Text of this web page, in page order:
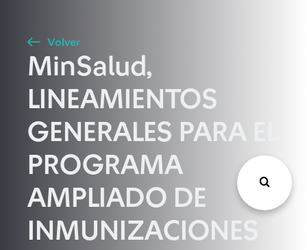
Buscar
Volver
MinSalud,
LINEAMIENTOS
GENERALES PARA EL
PROGRAMA
AMPLIADO DE
INMUNIZACIONES